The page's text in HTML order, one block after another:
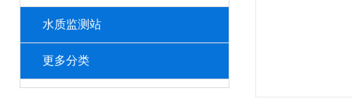
水质监测站
更多分类